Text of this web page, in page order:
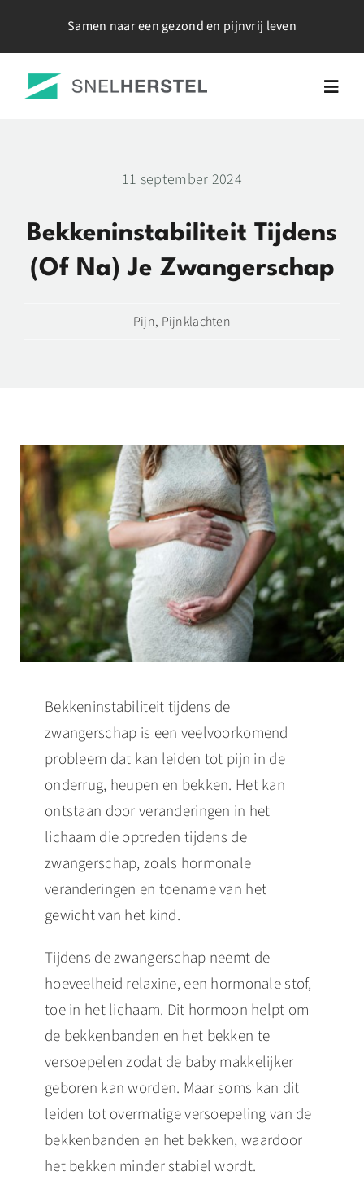
Samen naar een gezond en pijnvrij leven
Werkwijze
Contact
11 september 2024
Bekkeninstabiliteit Tijdens
(of Na) Je Zwangerschap
Pijn, Pijnklachten
Bekkeninstabiliteit tijdens de
zwangerschap is een veelvoorkomend
probleem dat kan leiden tot pijn in de
onderrug, heupen en bekken. Het kan
ontstaan door veranderingen in het
lichaam die optreden tijdens de
zwangerschap, zoals hormonale
veranderingen en toename van het
gewicht van het kind.
Tijdens de zwangerschap neemt de
hoeveelheid relaxine, een hormonale stof,
toe in het lichaam. Dit hormoon helpt om
de bekkenbanden en het bekken te
versoepelen zodat de baby makkelijker
geboren kan worden. Maar soms kan dit
leiden tot overmatige versoepeling van de
bekkenbanden en het bekken, waardoor
het bekken minder stabiel wordt.